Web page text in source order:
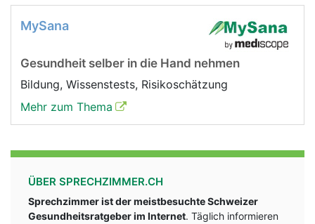
MySana
Gesundheit selber in die Hand nehmen
Bildung, Wissenstests, Risikoschätzung
Mehr zum Thema
ÜBER SPRECHZIMMER.CH
Sprechzimmer ist der meistbesuchte Schweizer
Gesundheitsratgeber im Internet. Täglich informieren